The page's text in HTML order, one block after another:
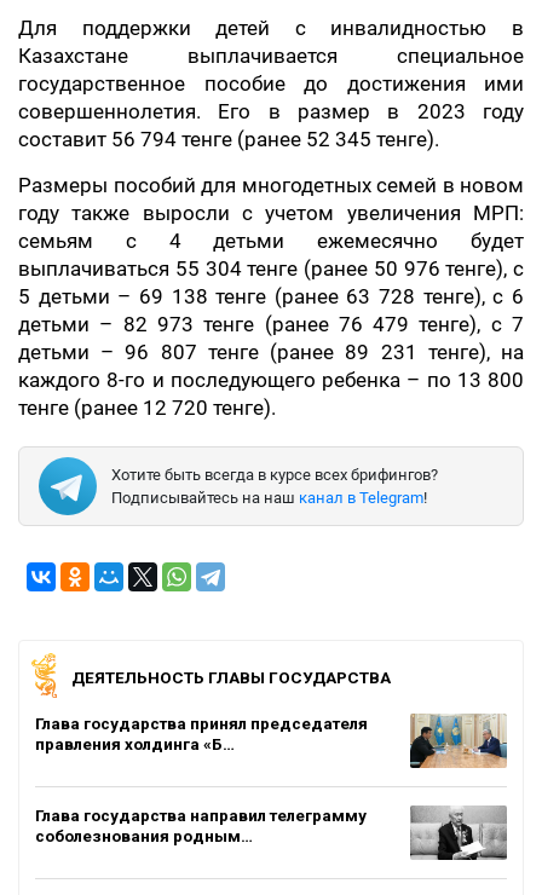
Для поддержки детей с инвалидностью в
Казахстане выплачивается специальное
государственное пособие до достижения ими
совершеннолетия. Его в размер в 2023 году
составит 56 794 тенге (ранее 52 345 тенге).
Размеры пособий для многодетных семей в новом
году также выросли с учетом увеличения МРП:
семьям с 4 детьми ежемесячно будет
выплачиваться 55 304 тенге (ранее 50 976 тенге), с
5 детьми – 69 138 тенге (ранее 63 728 тенге), с 6
детьми – 82 973 тенге (ранее 76 479 тенге), с 7
детьми – 96 807 тенге (ранее 89 231 тенге), на
каждого 8-го и последующего ребенка – по 13 800
тенге (ранее 12 720 тенге).
Хотите быть всегда в курсе всех брифингов?
Подписывайтесь на наш канал в Telegram!
ДЕЯТЕЛЬНОСТЬ ГЛАВЫ ГОСУДАРСТВА
Глава государства принял председателя
правления холдинга «Б…
Глава государства направил телеграмму
соболезнования родным…